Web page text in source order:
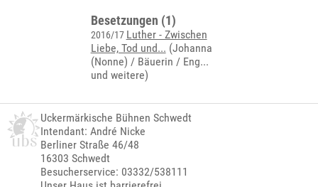
Besetzungen (1)
2016/17 Luther - Zwischen
Liebe, Tod und... (Johanna
(Nonne) / Bäuerin / Eng...
und weitere)
Uckermärkische Bühnen Schwedt
Intendant: André Nicke
Berliner Straße 46/48
16303 Schwedt
Besucherservice: 03332/538111